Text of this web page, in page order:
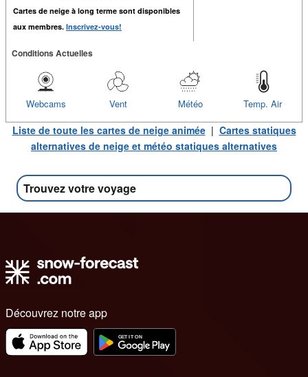
Cartes de neige à long terme sont disponibles
aux membres. Inscrivez-vous!
Conditions Actuelles
Temp. Air
Météo
Vent
Webcams
Liste de toute les cartes de neige animée| Cartes statiques
alternatives de neige et météo statiques alternatives
Trouvez votre voyage
Découvrez notre app